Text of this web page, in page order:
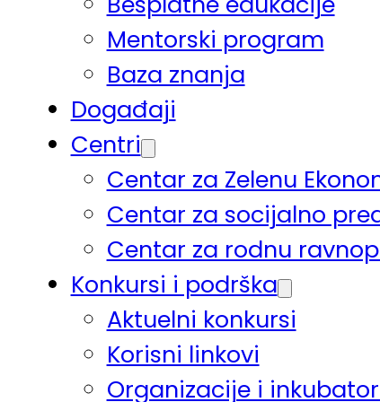
Mentorski program
Baza znanja
Događaji
Centri
Centar za Zelenu
Centar za socijalno
Centar za rodnu
Konkursi i podrška
Aktuelni konkursi
Korisni linkovi
Organizacije i